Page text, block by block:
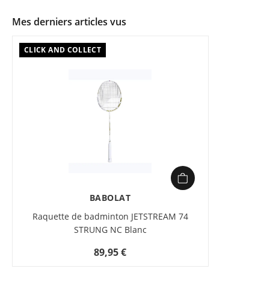
Mes derniers articles vus
CLICK AND COLLECT
BABOLAT
Raquette de badminton JETSTREAM 74
STRUNG NC Blanc
89,95 €